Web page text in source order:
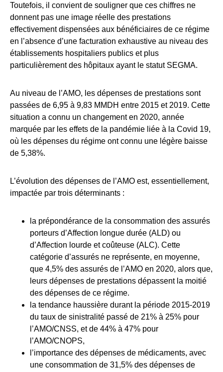
Toutefois, il convient de souligner que ces chiffres ne
donnent pas une image réelle des prestations
effectivement dispensées aux bénéficiaires de ce régime
en l’absence d’une facturation exhaustive au niveau des
établissements hospitaliers publics et plus
particulièrement des hôpitaux ayant le statut SEGMA.
Au niveau de l’AMO, les dépenses de prestations sont
passées de 6,95 à 9,83 MMDH entre 2015 et 2019. Cette
situation a connu un changement en 2020, année
marquée par les effets de la pandémie liée à la Covid 19,
où les dépenses du régime ont connu une légère baisse
de 5,38%.
L’évolution des dépenses de l’AMO est, essentiellement,
impactée par trois déterminants :
la prépondérance de la consommation des assurés
porteurs d’Affection longue durée (ALD) ou
d’Affection lourde et coûteuse (ALC). Cette
catégorie d’assurés ne représente, en moyenne,
que 4,5% des assurés de l’AMO en 2020, alors que,
leurs dépenses de prestations dépassent la moitié
des dépenses de ce régime.
la tendance haussière durant la période 2015-2019
du taux de sinistralité passé de 21% à 25% pour
l’AMO/CNSS, et de 44% à 47% pour
l’AMO/CNOPS,
l’importance des dépenses de médicaments, avec
une consommation de 31,5% des dépenses de